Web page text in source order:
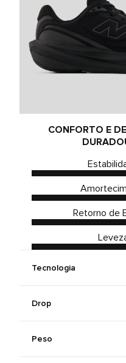
CONFORTO E
Retorno de
Tecnologia
Drop
Peso